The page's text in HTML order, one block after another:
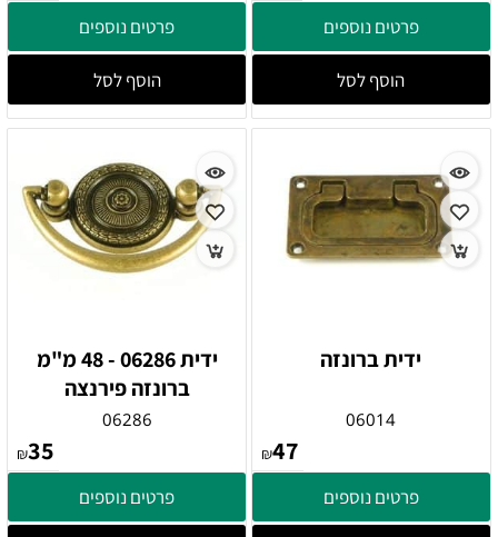
פרטים נוספים
הוסף לסל
פרטים נוספים
הוסף לסל
ידית ברונזה
06014
₪47
פרטים נוספים
ידית 06286 - 48 מ"מ
ברונזה פירנצה
06286
₪35
פרטים נוספים